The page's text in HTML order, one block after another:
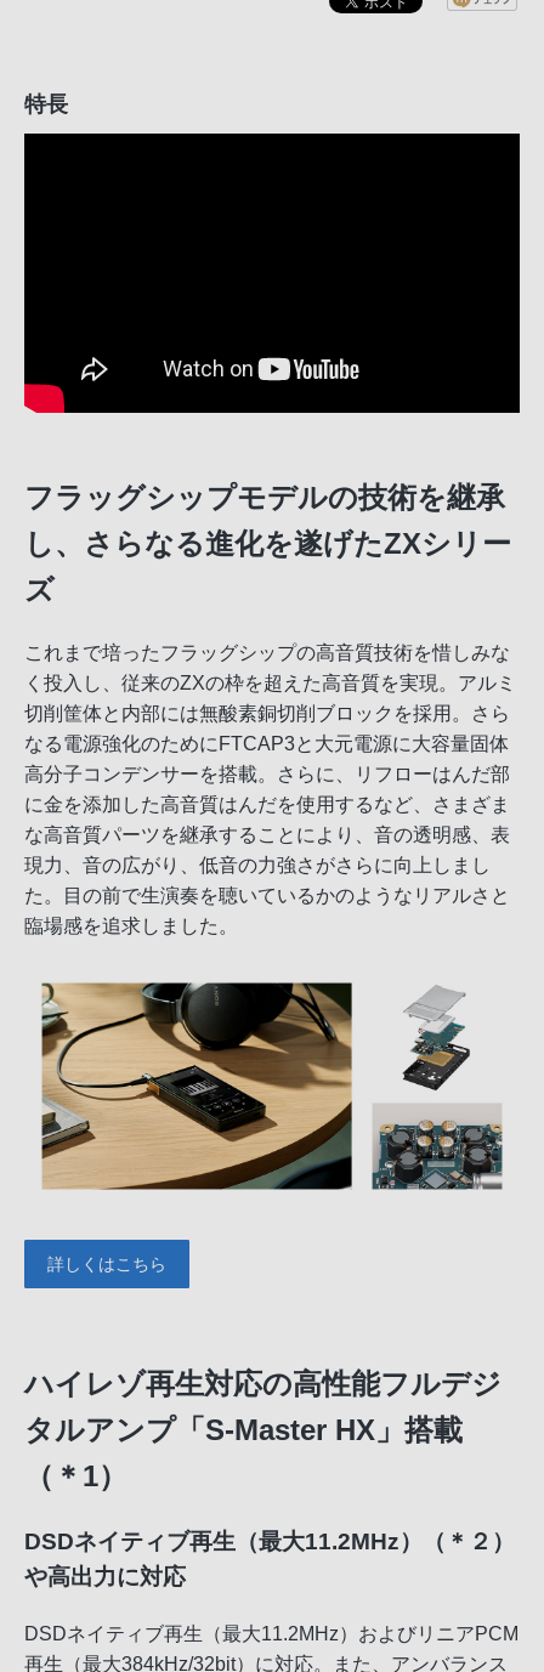
特長
フラッグシップモデルの技術を継承
し、さらなる進化を遂げたZXシリー
ズ
これまで培ったフラッグシップの高音質技術を惜しみな
く投入し、従来のZXの枠を超えた高音質を実現。アルミ
切削筐体と内部には無酸素銅切削ブロックを採用。さら
なる電源強化のためにFTCAP3と大元電源に大容量固体
高分子コンデンサーを搭載。さらに、リフローはんだ部
に金を添加した高音質はんだを使用するなど、さまざま
な高音質パーツを継承することにより、音の透明感、表
現力、音の広がり、低音の力強さがさらに向上しまし
た。目の前で生演奏を聴いているかのようなリアルさと
臨場感を追求しました。
詳しくはこちら
ハイレゾ再生対応の高性能フルデジ
タルアンプ「S-Master HX」搭載
（＊1）
DSDネイティブ再生（最大11.2MHz）（＊２）
や高出力に対応
DSDネイティブ再生（最大11.2MHz）およびリニアPCM
再生（最大384kHz/32bit）に対応。また、アンバランス